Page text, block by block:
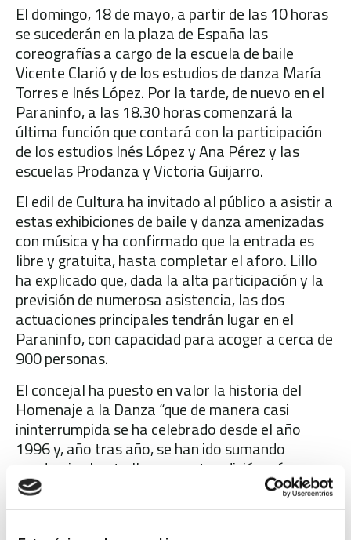
El domingo, 18 de mayo, a partir de las 10 horas
se sucederán en la plaza de España las
coreografías a cargo de la escuela de baile
Vicente Clarió y de los estudios de danza María
Torres e Inés López. Por la tarde, de nuevo en el
Paraninfo, a las 18.30 horas comenzará la
última función que contará con la participación
de los estudios Inés López y Ana Pérez y las
escuelas Prodanza y Victoria Guijarro.
El edil de Cultura ha invitado al público a asistir a
estas exhibiciones de baile y danza amenizadas
con música y ha confirmado que la entrada es
libre y gratuita, hasta completar el aforo. Lillo
ha explicado que, dada la alta participación y la
previsión de numerosa asistencia, las dos
actuaciones principales tendrán lugar en el
Paraninfo, con capacidad para acoger a cerca de
900 personas.
El concejal ha puesto en valor la historia del
Homenaje a la Danza “que de manera casi
ininterrumpida se ha celebrado desde el año
1996 y, año tras año, se han ido sumando
academias hasta llegar a esta edición, número
29”. En este sentido, ha agradecido a todas las
organizaciones y entidades participantes “su